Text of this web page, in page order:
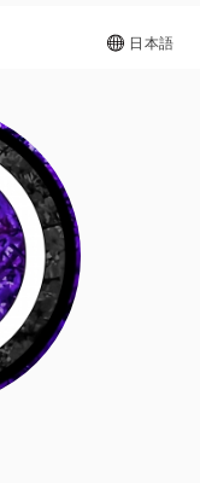
日本語